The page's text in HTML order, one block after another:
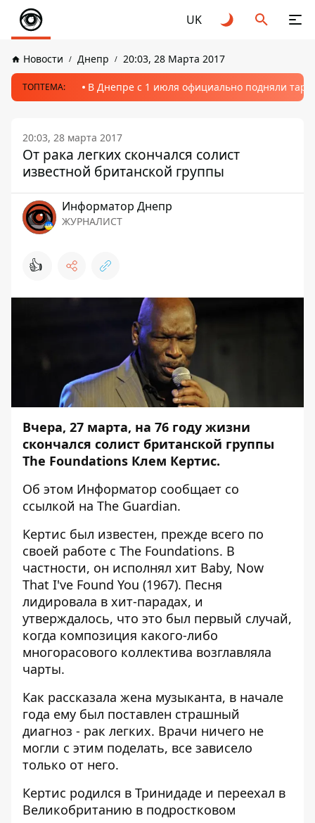
UK
Новости Днепр 20:03, 28 Марта 2017
ТОПТЕМА: В Днепре с 1 июля официально подняли
20:03, 28 марта 2017
От рака легких скончался солист
известной британской группы
Информатор Днепр
ЖУРНАЛИСТ
👍
Вчера, 27 марта, на 76 году жизни
скончался солист британской группы
The Foundations Клем Кертис.
Об этом Информатор сообщает со
ссылкой на The Guardian.
Кертис был известен, прежде всего по
своей работе с The Foundations. В
частности, он исполнял хит Baby, Now
That I've Found You (1967). Песня
лидировала в хит-парадах, и
утверждалось, что это был первый случай,
когда композиция какого-либо
многорасового коллектива возглавляла
чарты.
Как рассказала жена музыканта, в начале
года ему был поставлен страшный
диагноз - рак легких. Врачи ничего не
могли с этим поделать, все зависело
только от него.
Кертис родился в Тринидаде и переехал в
Великобританию в подростковом